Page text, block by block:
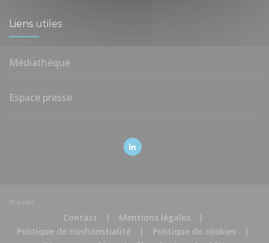
Liens utiles
Médiathèque
Espace presse
IP-Links
Contact | Mentions légales
|
Politique de confidentialité
| Politique de cookies
|